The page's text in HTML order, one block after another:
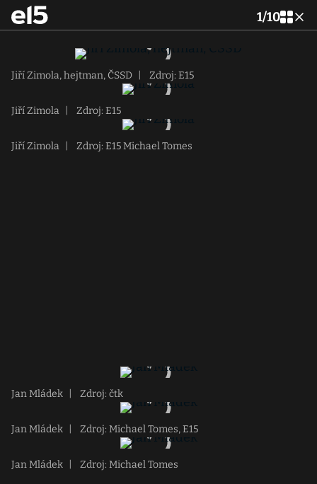
1/10
Jiří Zimola, hejtman, ČSSD Zdroj: E15
Jiří Zimola Zdroj: E15
Jiří Zimola Zdroj: E15 Michael Tomes
Jan Mládek Zdroj: čtk
Jan Mládek Zdroj: Michael Tomes, E15
Jan Mládek Zdroj: Michael Tomes